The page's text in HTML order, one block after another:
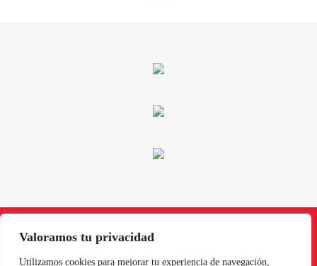
Valoramos tu privacidad
Utilizamos cookies para mejorar tu experiencia de navegación,
InstagramFacebook
X